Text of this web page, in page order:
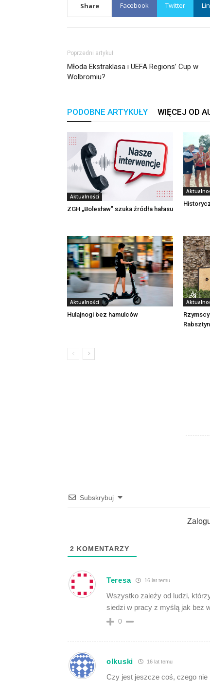
Share Facebook Twitter
Poprzedni artykuł
Młoda Ekstraklasa i UEFA Regions’ Cup w
Wolbromiu?
PODOBNE ARTYKUŁY WIĘCEJ OD
Aktualności
ZGH „Bolesław” szuka źródła hałasu
Aktualności
Hulajnogi bez hamulców
Subskrybuj
2 KOMENTARZY
Teresa 16 lat temu
Wszystko zależy od ludzi,
siedzi w pracy z myślą jak bez
0
olkuski 16 lat temu
Czy jest jeszcze coś, czego nie